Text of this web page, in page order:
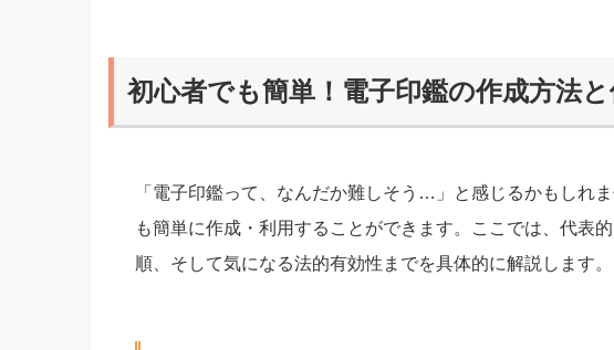
初心者でも簡単！電子印鑑の作成方法
「電子印鑑って、なんだか難しそう…」と感じるかもしれ
も簡単に作成・利用することができます。ここでは、代表
順、そして気になる法的有効性までを具体的に解説します。